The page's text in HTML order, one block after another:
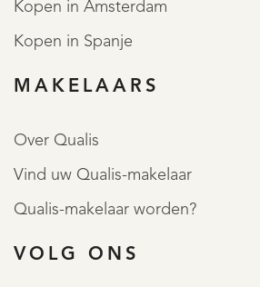
Kopen in Amsterdam
Kopen in Spanje
MAKELAARS
Over Qualis
Vind uw Qualis-makelaar
Qualis-makelaar worden?
VOLG ONS